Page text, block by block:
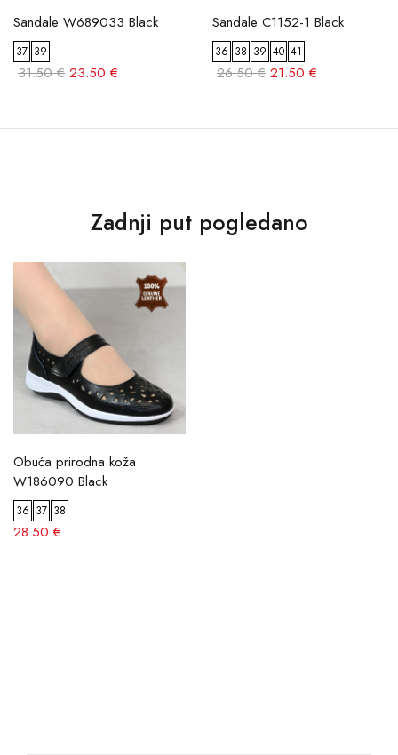
Sandale W689033 Black
37 39
31.50 € 23.50 €
Sandale C1152-1 Black
36 38 39 40 41
26.50 € 21.50 €
Zadnji put pogledano
Obuća prirodna koža
W186090 Black
36 37 38
28.50 €